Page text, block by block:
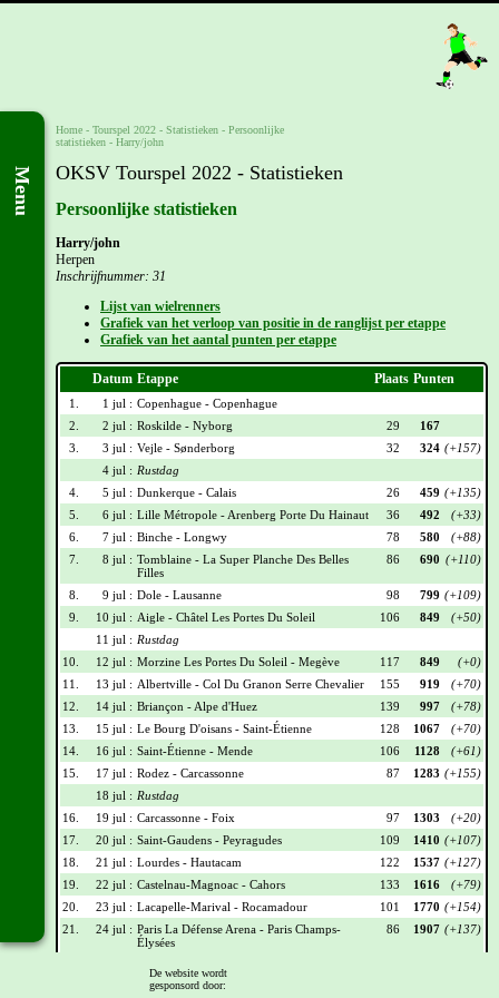
Menu
Home - Tourspel 2022 - Statistieken - Persoonlijke
statistieken - Harry/john
OKSV Tourspel 2022 - Statistieken
Persoonlijke statistieken
Harry/john
Herpen
Inschrijfnummer: 31
Lijst van wielrenners
Grafiek van het verloop van positie in de ranglijst per etappe
Grafiek van het aantal punten per etappe
Datum Etappe Plaats Punten
1. 1 jul : Copenhague - Copenhague
2.
2 jul : Roskilde - Nyborg 29
167
3.
3 jul : Vejle - Sønderborg 32 324 (+157)
4 jul : Rustdag
4.
5 jul : Dunkerque - Calais 26 459 (+135)
5.
6 jul : Lille Métropole - Arenberg Porte Du Hainaut 36 492
(+33)
6.
7 jul : Binche - Longwy 78 580
(+88)
7.
8 jul : Tomblaine - La Super Planche Des Belles
Filles
86 690 (+110)
8. 9 jul : Dole - Lausanne 98 799 (+109)
9.
10 jul : Aigle - Châtel Les Portes Du Soleil 106 849
(+50)
11 jul : Rustdag
10.
12 jul : Morzine Les Portes Du Soleil - Megève 117 849
(+0)
11.
13 jul : Albertville - Col Du Granon Serre Chevalier 155 919
(+70)
12.
14 jul : Briançon - Alpe d'Huez 139 997
(+78)
13.
15 jul : Le Bourg D'oisans - Saint-Étienne 128 1067
(+70)
14.
16 jul : Saint-Étienne - Mende 106 1128
(+61)
15.
17 jul : Rodez - Carcassonne 87 1283 (+155)
18 jul : Rustdag
16.
19 jul : Carcassonne - Foix 97 1303
(+20)
17.
20 jul : Saint-Gaudens - Peyragudes 109 1410 (+107)
18.
21 jul : Lourdes - Hautacam 122 1537 (+127)
19.
22 jul : Castelnau-Magnoac - Cahors 133 1616
(+79)
20.
23 jul : Lacapelle-Marival - Rocamadour 101 1770 (+154)
21.
24 jul : Paris La Défense Arena - Paris Champs-
Élysées
86 1907 (+137)
Wielrennerslijst
De website wordt
gesponsord door: